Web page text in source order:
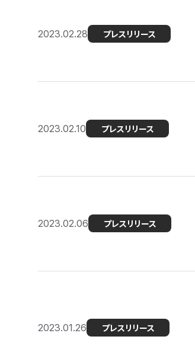
2023.02.28 プレスリリース
2023.02.10 プレスリリース
2023.02.06 プレスリリース
2023.01.26 プレスリリース